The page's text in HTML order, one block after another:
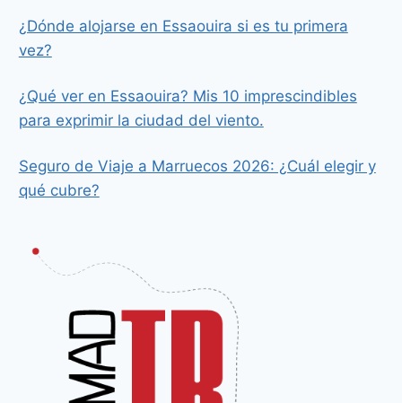
¿Dónde alojarse en Essaouira si es tu primera
vez?
¿Qué ver en Essaouira? Mis 10 imprescindibles
para exprimir la ciudad del viento.
Seguro de Viaje a Marruecos 2026: ¿Cuál elegir y
qué cubre?